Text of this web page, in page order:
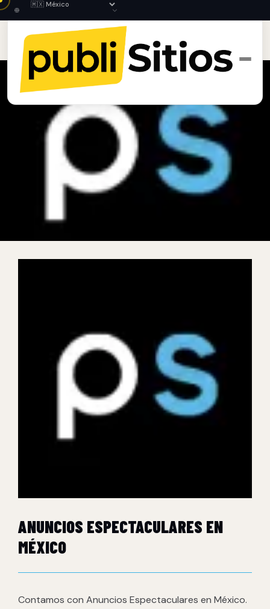
ANUNCIOS ESPECTACULARES EN
MÉXICO
Contamos con Anuncios Espectaculares en México.